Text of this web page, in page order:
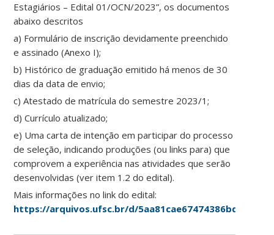
Estagiários – Edital 01/OCN/2023”, os documentos
abaixo descritos
a) Formulário de inscrição devidamente preenchido
e assinado (Anexo I);
b) Histórico de graduação emitido há menos de 30
dias da data de envio;
c) Atestado de matrícula do semestre 2023/1;
d) Currículo atualizado;
e) Uma carta de intenção em participar do processo
de seleção, indicando produções (ou links para) que
comprovem a experiência nas atividades que serão
desenvolvidas (ver item 1.2 do edital).
Mais informações no link do edital:
https://arquivos.ufsc.br/d/5aa81cae67474386bd6a/